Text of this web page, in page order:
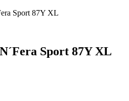
Sport 87Y XL
Sport 87Y XL